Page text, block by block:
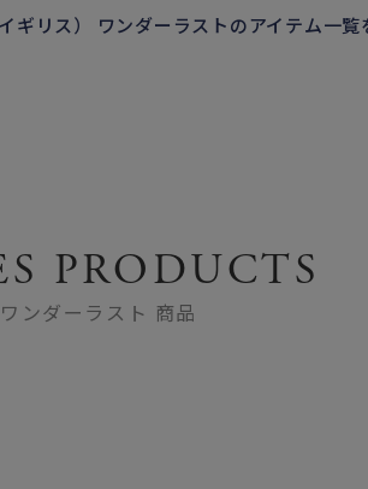
ギリス） ワンダーラストのアイテム一覧
PRODUCTS
ワンダーラスト 商品